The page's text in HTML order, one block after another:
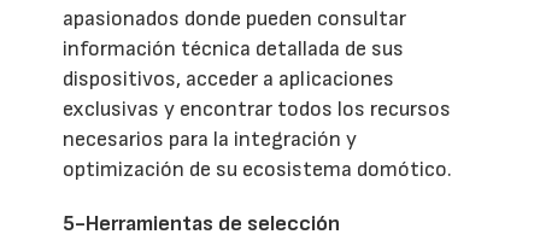
apasionados donde pueden consultar
información técnica detallada de sus
dispositivos, acceder a aplicaciones
exclusivas y encontrar todos los recursos
necesarios para la integración y
optimización de su ecosistema domótico.
5-Herramientas de selección